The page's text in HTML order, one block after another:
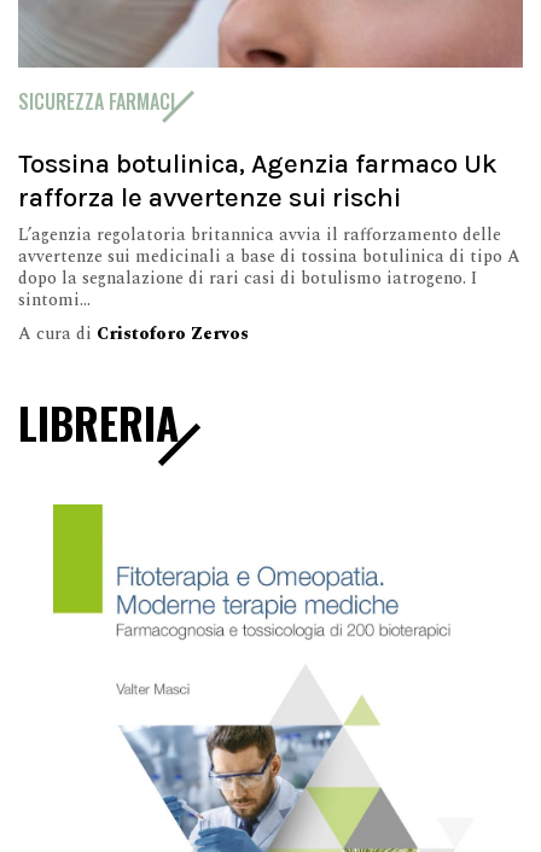
SICUREZZA FARMACI
Tossina botulinica, Agenzia farmaco Uk
rafforza le avvertenze sui rischi
L’agenzia regolatoria britannica avvia il rafforzamento delle
avvertenze sui medicinali a base di tossina botulinica di tipo A
dopo la segnalazione di rari casi di botulismo iatrogeno. I
sintomi...
A cura di Cristoforo Zervos
LIBRERIA